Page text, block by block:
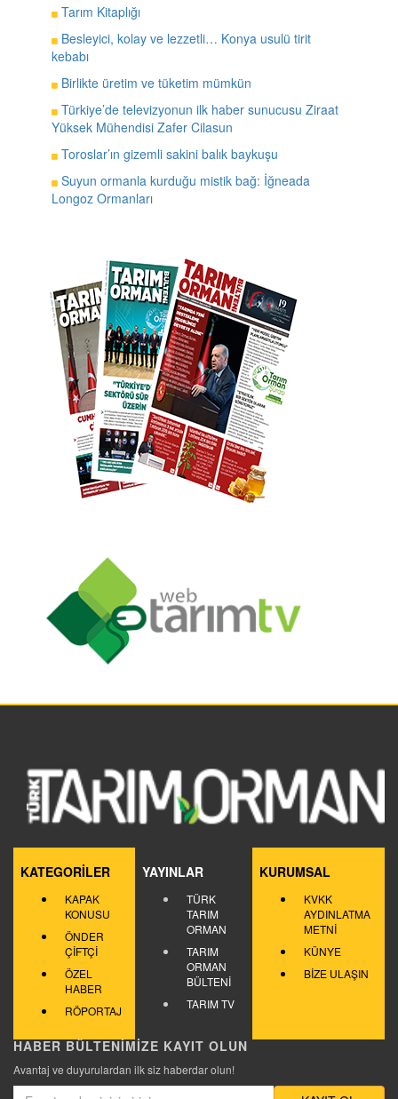
Tarım Kitaplığı
Besleyici, kolay ve lezzetli… Konya usulü tirit
kebabı
Birlikte üretim ve tüketim mümkün
Türkiye’de televizyonun ilk haber sunucusu Ziraat
Yüksek Mühendisi Zafer Cilasun
Toroslar’ın gizemli sakini balık baykuşu
Suyun ormanla kurduğu mistik bağ: İğneada
Longoz Ormanları
KATEGORİLER
KAPAK
KONUSU
ÖNDER
ÇİFTÇİ
ÖZEL
HABER
RÖPORTAJ
YAYINLAR
TÜRK
TARIM
ORMAN
TARIM
ORMAN
BÜLTENİ
TARIM TV
KURUMSAL
KVKK
AYDINLATMA
METNİ
KÜNYE
BİZE ULAŞIN
HABER BÜLTENİMİZE KAYIT OLUN
Avantaj ve duyurulardan ilk siz haberdar olun!